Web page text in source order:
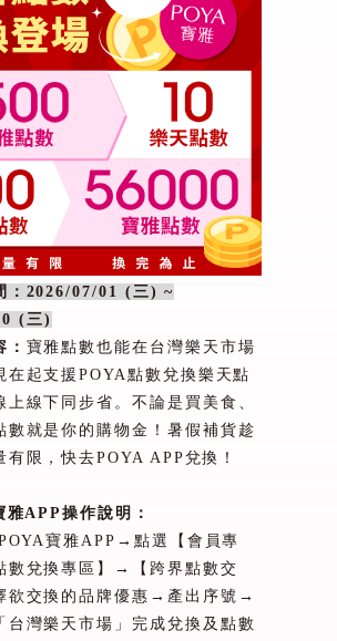
： 2026/07/01 ( 三 ) ~
( 三 )
： 寶雅點數也能在台灣樂天市場
在起支援POYA 點數兌換樂天點
上線下同步省。不論是買美食、
數就是你的購物金！暑假補貨趁
有限，快去POYA APP兌換！
雅APP操作說明：
寶雅 APP→ 點選【會員專
數兌換專區】→【跨界點數交
欲交換的品牌優惠→產出序號→
台灣樂天市場」完成兌換及點數